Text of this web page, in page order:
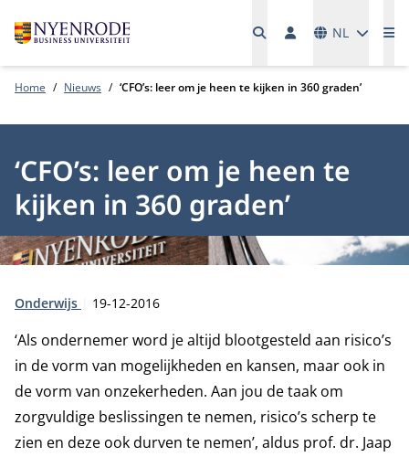
NL
Home Nieuws ‘CFO’s: leer om je heen te kijken in 360 graden’
‘CFO’s: leer om je heen te
kijken in 360 graden’
Type:
Onderwijs Publicatiedatum:
19-12-2016
‘Als ondernemer word je altijd blootgesteld aan risico’s
in de vorm van mogelijkheden en kansen, maar ook in
de vorm van onzekerheden. Aan jou de taak om
zorgvuldige beslissingen te nemen, risico’s scherp te
zien en deze ook durven te nemen’, aldus prof. dr. Jaap